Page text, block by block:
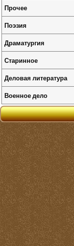
Прочее
Поэзия
Драматургия
Старинное
Деловая литература
Военное дело